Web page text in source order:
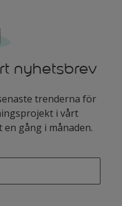
nyhetsbrev
trenderna för
i vårt
gång i månaden.